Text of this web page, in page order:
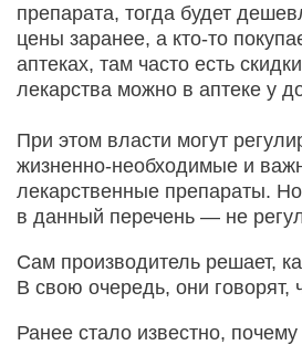
препарата, тогда будет
цены заранее, а кто-то
аптеках, там часто есть
лекарства можно в аптеке у
При этом власти могут
жизненно-необходимые и
лекарственные препараты.
в данный перечень — не
Сам производитель решает,
В свою очередь, они говорят,
Ранее стало известно,